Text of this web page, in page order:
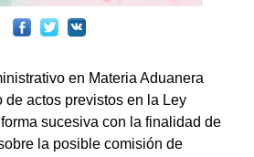
en Materia Aduanera
de actos previstos en la Ley
sucesiva con la finalidad de
la posible comisión de